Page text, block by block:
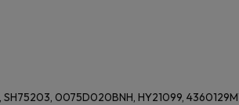
0075D020BNH, HY21099,